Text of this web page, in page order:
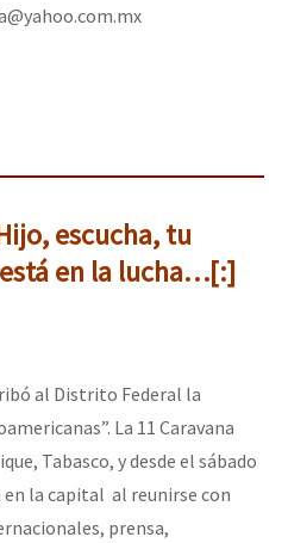
escucha, tu
en la lucha…[:]
al Distrito Federal la
La 11 Caravana
Tabasco, y desde el sábado
en la capital al reunirse con
prensa,